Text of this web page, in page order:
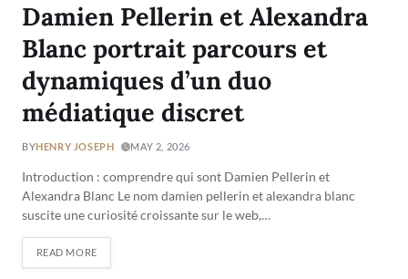
Damien Pellerin et Alexandra
Blanc portrait parcours et
dynamiques d’un duo
médiatique discret
BYHENRY JOSEPH MAY 2, 2026
Introduction : comprendre qui sont Damien Pellerin et
Alexandra Blanc Le nom damien pellerin et alexandra blanc
suscite une curiosité croissante sur le web,…
READ MORE